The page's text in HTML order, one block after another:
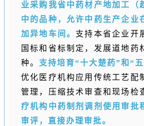
业采购我省中药材产地加工（
中的品种，允许中药生产企业
加异地车间。 支持本省企业开
国标和省标制定，发展道地药
种。 支持培育“十大楚药”和“
优化医疗机构应用传统工艺配
管理，压缩技术审查和现场检
疗机构中药制剂调剂使用审批
审评，直接办理审批。